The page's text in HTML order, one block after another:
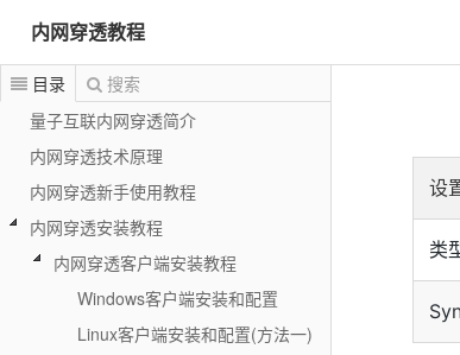
内网穿透教程
目录
搜索
量子互联内网穿透简介
内网穿透技术原理
内网穿透新手使用教程
内网穿透安装教程
内网穿透客户端安装教程
Windows客户端安装和配置
Linux客户端安装和配置(方法一)
设
类